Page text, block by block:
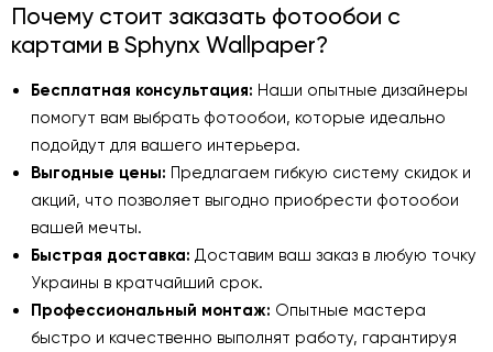
Почему стоит заказать фотообои с
картами в Sphynx Wallpaper?
Бесплатная консультация: Наши опытные дизайнеры
помогут вам выбрать фотообои, которые идеально
подойдут для вашего интерьера.
Выгодные цены: Предлагаем гибкую систему скидок и
акций, что позволяет выгодно приобрести фотообои
вашей мечты.
Быстрая доставка: Доставим ваш заказ в любую точку
Украины в кратчайший срок.
Профессиональный монтаж: Опытные мастера
быстро и качественно выполнят работу, гарантируя